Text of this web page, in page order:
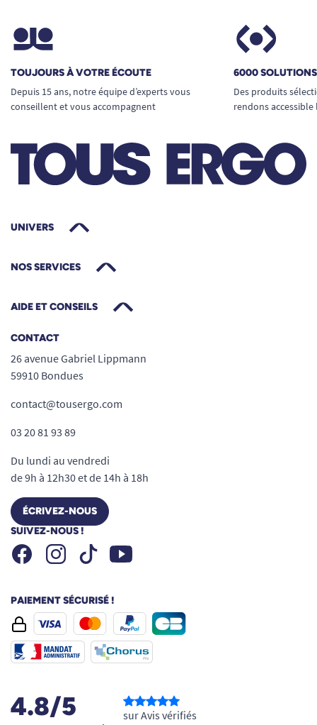
TOUJOURS À VOTRE ÉCOUTE
Depuis 15 ans, notre équipe d’experts vous
conseillent et vous accompagnent
6000
Des produits
rendons
UNIVERS
NOS SERVICES
AIDE ET CONSEILS
CONTACT
26 avenue Gabriel Lippmann
59910 Bondues
contact@tousergo.com
03 20 81 93 89
Du lundi au vendredi
de 9h à 12h30 et de 14h à 18h
ÉCRIVEZ-NOUS
SUIVEZ-NOUS !
FacebookInstagramTiktok Youtube
PAIEMENT SÉCURISÉ !
4.8/5 sur Avis vérifiés